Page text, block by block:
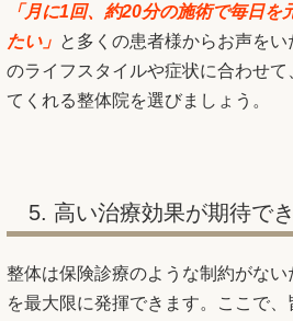
「月に1回、約20分の施術で毎日
たい」 と多くの患者様からお声を
のライフスタイルや症状に合わせ
てくれる整体院を選びましょう。
5. 高い治療効果が期待で
整体は保険診療のような制約がな
を最大限に発揮できます。ここで